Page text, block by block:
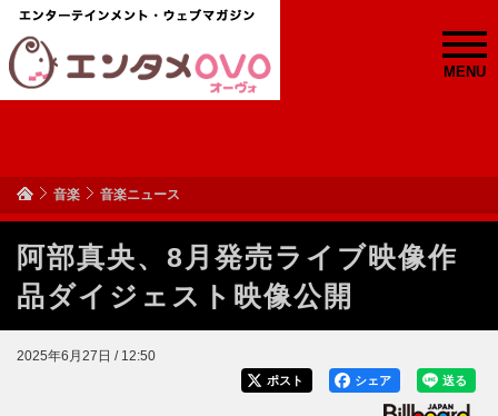
MENU
音楽 音楽ニュース
阿部真央、8月発売ライブ映像作
品ダイジェスト映像公開
2025年6月27日 / 12:50
送る
シェア
ポスト